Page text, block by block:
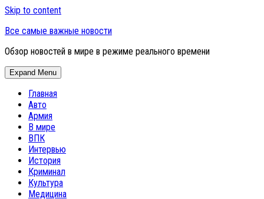
Skip to content
Все самые важные новости
Обзор новостей в мире в режиме реального времени
Expand Menu
Главная
Авто
Армия
В мире
ВПК
Интервью
История
Криминал
Культура
Медицина